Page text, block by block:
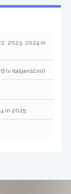
2023, 2024 in
(v italijanščini)
in 2025